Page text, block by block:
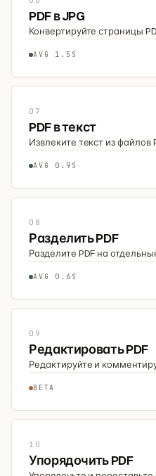
PDF в JPG
Конвертируйте страницы
AVG 1.5S
07
PDF в текст
Извлеките текст из файлов
AVG 0.9S
08
Разделить PDF
Разделите PDF на
AVG 0.6S
09
Редактировать PDF
Редактируйте и
BETA
10
Упорядочить PDF